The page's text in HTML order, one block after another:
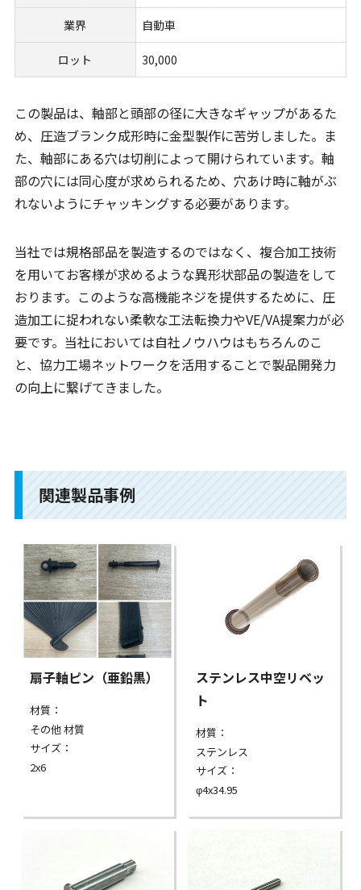
業界 自動車
ロット 30,000
この製品は、軸部と頭部の径に大きなギャップがあるた
め、圧造ブランク成形時に金型製作に苦労しました。ま
た、軸部にある穴は切削によって開けられています。軸
部の穴には同心度が求められるため、穴あけ時に軸がぶ
れないようにチャッキングする必要があります。
当社では規格部品を製造するのではなく、複合加工技術
を用いてお客様が求めるような異形状部品の製造をして
おります。このような高機能ネジを提供するために、圧
造加工に捉われない柔軟な工法転換力やVE/VA提案力が必
要です。当社においては自社ノウハウはもちろんのこ
と、協力工場ネットワークを活用することで製品開発力
の向上に繋げてきました。
関連製品事例
扇子軸ピン（亜鉛黒）
材質：
その他 材質
サイズ：
2x6
ステンレス中空リベッ
ト
材質：
ステンレス
サイズ：
φ4x34.95